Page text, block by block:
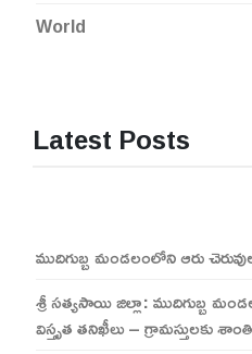
World
Latest Posts
ముదిగుబ్బ మండలంలోని ఆరు
శ్రీ సత్యసాయి జిల్లా: ముదిగుబ్బ
విస్తృత తనిఖీలు – గ్రామస్తులకు